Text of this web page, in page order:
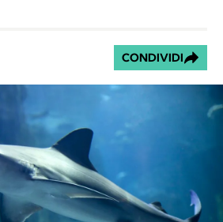
CONDIVIDI